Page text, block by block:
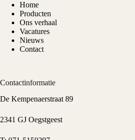
Home
Producten
Ons verhaal
Vacatures
Nieuws
Contact
Contactinformatie
De Kempenaerstraat 89
2341 GJ Oegstgeest